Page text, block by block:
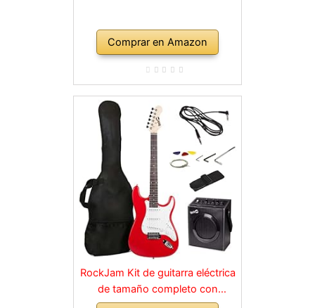
Comprar en Amazon
RockJam Kit de guitarra eléctrica
de tamaño completo con
amplificador de 10 vatios, clases,